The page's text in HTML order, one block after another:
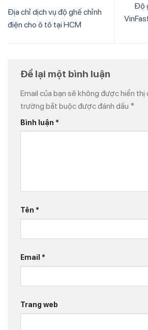
Địa chỉ dịch vụ độ ghế chỉnh
điện cho ô tô tại HCM
Độ
Để lại một bình luận
Email của bạn sẽ không được hiển thị
trường bắt buộc được đánh dấu *
Bình luận *
Tên *
Email *
Trang web